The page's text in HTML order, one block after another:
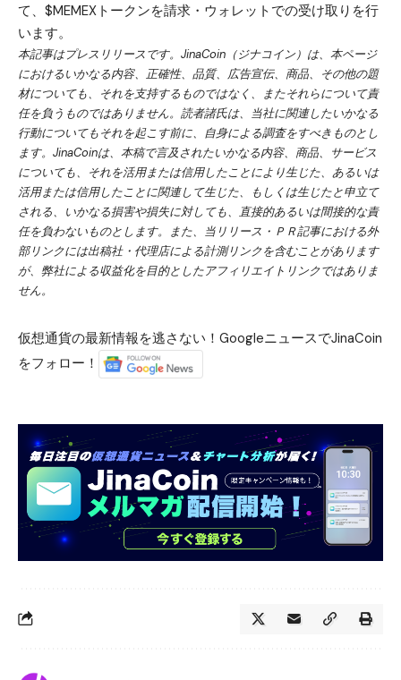
て、$MEMEXトークンを請求・ウォレットでの受け取りを行
います。
本記事はプレスリリースです。JinaCoin（ジナコイン）は、本ページ
におけるいかなる内容、正確性、品質、広告宣伝、商品、その他の題
材についても、それを支持するものではなく、またそれらについて責
任を負うものではありません。読者諸氏は、当社に関連したいかなる
行動についてもそれを起こす前に、自身による調査をすべきものとし
ます。JinaCoinは、本稿で言及されたいかなる内容、商品、サービス
についても、それを活用または信用したことにより生じた、あるいは
活用または信用したことに関連して生じた、もしくは生じたと申立て
される、いかなる損害や損失に対しても、直接的あるいは間接的な責
任を負わないものとします。また、当リリース・ＰＲ記事における外
部リンクには出稿社・代理店による計測リンクを含むことがあります
が、弊社による収益化を目的としたアフィリエイトリンクではありま
せん。
仮想通貨の最新情報を逃さない！GoogleニュースでJinaCoin
をフォロー！